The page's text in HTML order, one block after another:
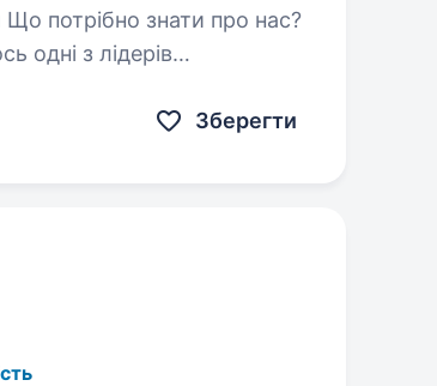
потрібно знати про нас?
одні з лідерів
Зберегти